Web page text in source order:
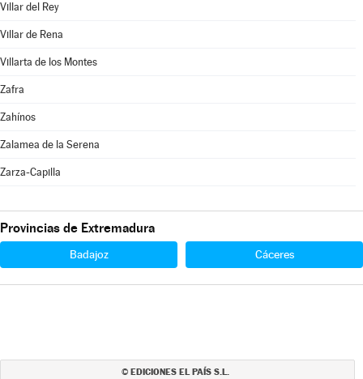
Villar del Rey
Villar de Rena
Villarta de los Montes
Zafra
Zahínos
Zalamea de la Serena
Zarza-Capilla
Provincias de Extremadura
Badajoz Cáceres
© EDICIONES EL PAÍS S.L.